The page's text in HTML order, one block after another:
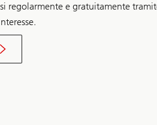
regolarmente e gratuitamente